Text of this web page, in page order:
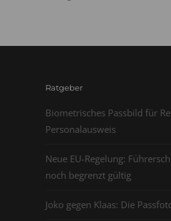
Ratgeber
Biometrisches Passbild für
Personalausweis
Neue EU-Regelung:
noch begrenzt gültig
Joko gegen Klaas: Die